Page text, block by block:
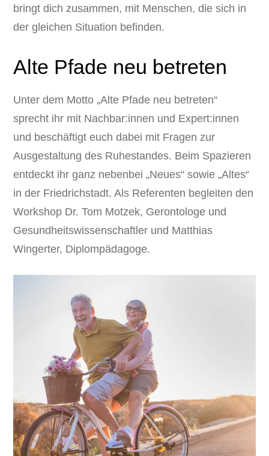
bringt dich zusammen, mit Menschen, die sich in
der gleichen Situation befinden.
Alte Pfade neu betreten
Unter dem Motto „Alte Pfade neu betreten“
sprecht ihr mit Nachbar:innen und Expert:innen
und beschäftigt euch dabei mit Fragen zur
Ausgestaltung des Ruhestandes. Beim Spazieren
entdeckt ihr ganz nebenbei „Neues“ sowie „Altes“
in der Friedrichstadt. Als Referenten begleiten den
Workshop Dr. Tom Motzek, Gerontologe und
Gesundheitswissenschaftler und Matthias
Wingerter, Diplompädagoge.